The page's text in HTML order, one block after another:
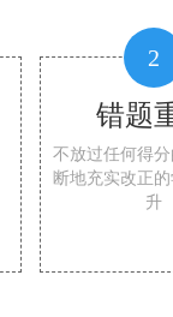
2
错题
不放过任何得
断地充实改正
升